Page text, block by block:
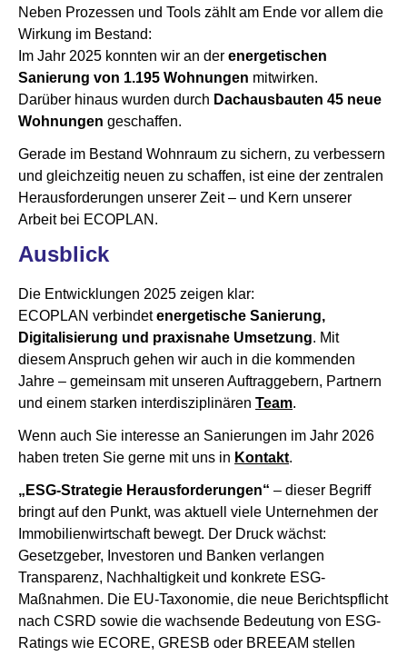
Neben Prozessen und Tools zählt am Ende vor allem die
Wirkung im Bestand:
Im Jahr 2025 konnten wir an der energetischen
Sanierung von 1.195 Wohnungen mitwirken.
Darüber hinaus wurden durch Dachausbauten 45 neue
Wohnungen geschaffen.
Gerade im Bestand Wohnraum zu sichern, zu verbessern
und gleichzeitig neuen zu schaffen, ist eine der zentralen
Herausforderungen unserer Zeit – und Kern unserer
Arbeit bei ECOPLAN.
Ausblick
Die Entwicklungen 2025 zeigen klar:
ECOPLAN verbindetenergetische Sanierung,
Digitalisierung und praxisnahe Umsetzung. Mit
diesem Anspruch gehen wir auch in die kommenden
Jahre – gemeinsam mit unseren Auftraggebern, Partnern
und einem starken interdisziplinären Team.
Wenn auch Sie interesse an Sanierungen im Jahr 2026
haben treten Sie gerne mit uns in Kontakt.
„ESG-Strategie Herausforderungen“ – dieser Begriff
bringt auf den Punkt, was aktuell viele Unternehmen der
Immobilienwirtschaft bewegt. Der Druck wächst:
Gesetzgeber, Investoren und Banken verlangen
Transparenz, Nachhaltigkeit und konkrete ESG-
Maßnahmen. Die EU-Taxonomie, die neue Berichtspflicht
nach CSRD sowie die wachsende Bedeutung von ESG-
Ratings wie ECORE, GRESB oder BREEAM stellen